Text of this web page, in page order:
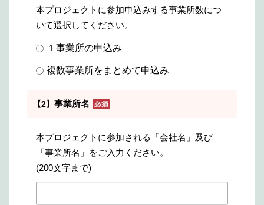
本プロジェクトに参加申込みする事業所数につ
いて選択してください。
１事業所の申込み
複数事業所をまとめて申込み
【2】 事業所名
本プロジェクトに参加される「会社名」及び
「事業所名」をご入力ください。
(200文字まで)